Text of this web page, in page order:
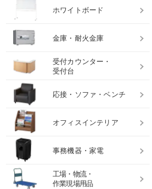
ホワイトボード
金庫・耐火金庫
受付カウンター・
受付台
応接・ソファ・ベンチ
オフィスインテリア
事務機器・家電
工場・物流・
作業現場用品